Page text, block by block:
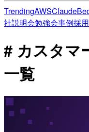
TrendingAWSClaude
社説明会勉強会事例採用
# カスタマ
一覧